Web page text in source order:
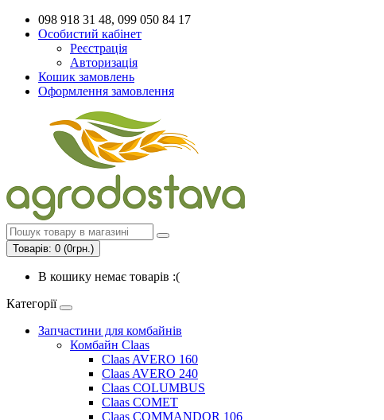
098 918 31 48, 099 050 84 17
Особистий кабінет
Реєстрація
Авторизація
Кошик замовлень
Оформлення замовлення
Товарів: 0 (0грн.)
В кошику немає товарів :(
Категорії
Запчастини для комбайнів
Комбайн Claas
Claas AVERO 160
Claas AVERO 240
Claas COLUMBUS
Claas COMET
Claas COMMANDOR 106